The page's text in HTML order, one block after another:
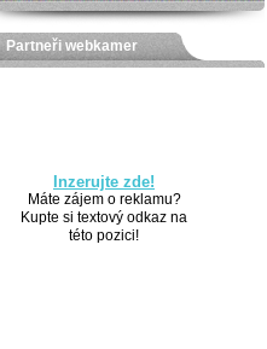
Partneři webkamer
Inzerujte zde!
Máte zájem o reklamu?
Kupte si textový odkaz na
této pozici!